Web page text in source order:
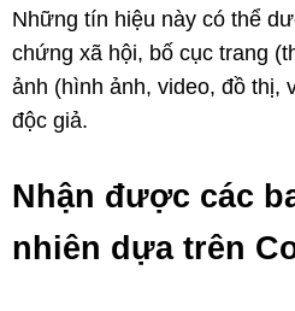
Những tín hiệu này có thể
chứng xã hội, bố cục trang
ảnh (hình ảnh, video, đồ thị,
độc giả.
Nhận được các
nhiên dựa trên